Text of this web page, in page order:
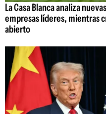
La Casa Blanca analiza
empresas líderes, mientras
abierto